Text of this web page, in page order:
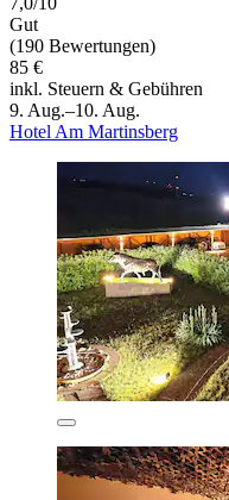
Gut
(190 Bewertungen)
85 €
inkl. Steuern & Gebühren
9. Aug.–10. Aug.
Hotel Am Martinsberg